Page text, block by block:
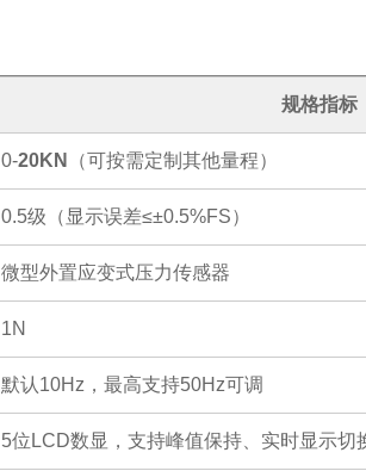
规格指标
0-20KN （可按需定制其他量程）
0.5级（显示误差≤±0.5%FS）
微型外置应变式压力传感器
1N
默认 10Hz ，最高支持50Hz可调
5位 LCD数显，支持峰值保持、实时显示切